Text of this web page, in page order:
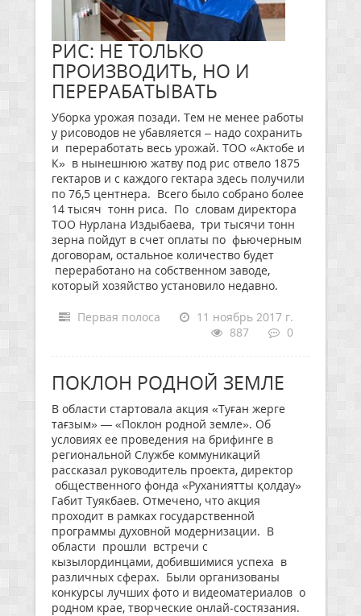
РИС: НЕ ТОЛЬКО
ПРОИЗВОДИТЬ, НО И
ПЕРЕРАБАТЫВАТЬ
Уборка урожая позади. Тем не менее работы
у рисоводов не убавляется – надо сохранить
и переработать весь урожай. ТОО «Актобе и
К» в нынешнюю жатву под рис отвело 1875
гектаров и с каждого гектара здесь получили
по 76,5 центнера. Всего было собрано более
14 тысяч тонн риса. По словам директора
ТОО Нурлана Издыбаева, три тысячи тонн
зерна пойдут в счет оплаты по фьючерным
договорам, остальное количество будет
переработано на собственном заводе,
который хозяйство установило недавно.
Первая полоса
11 ноябрь 2017 г.
887
0
ПОКЛОН РОДНОЙ ЗЕМЛЕ
В области стартовала акция «Туған жерге
тағзым» — «Поклон родной земле». Об
условиях ее проведения на брифинге в
региональной Службе коммуникаций
рассказал руководитель проекта, директор
общественного фонда «Руханиятты қолдау»
Габит Туякбаев. Отмечено, что акция
проходит в рамках государственной
программы духовной модернизации. В
области прошли встречи с
кызылординцами, добившимися успеха в
различных сферах. Были организованы
конкурсы лучших фото и видеоматериалов о
родном крае, творческие онлай-состязания.